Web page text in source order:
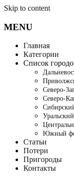
Skip to content
MENU
Главная
Категории
Список
Северо-
Северо-
Южный
Статьи
Потери
Пригороды
Контакты